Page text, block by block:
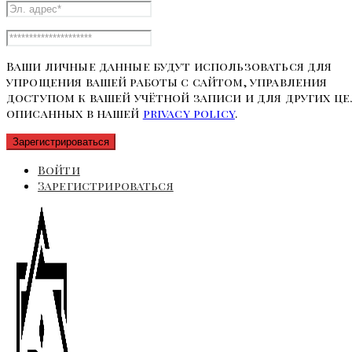
Ваши личные данные будут использоваться для
упрощения вашей работы с сайтом, управления
доступом к вашей учётной записи и для других
описанных в нашей privacy policy.
Зарегистрироваться
Войти
Зарегистрироваться